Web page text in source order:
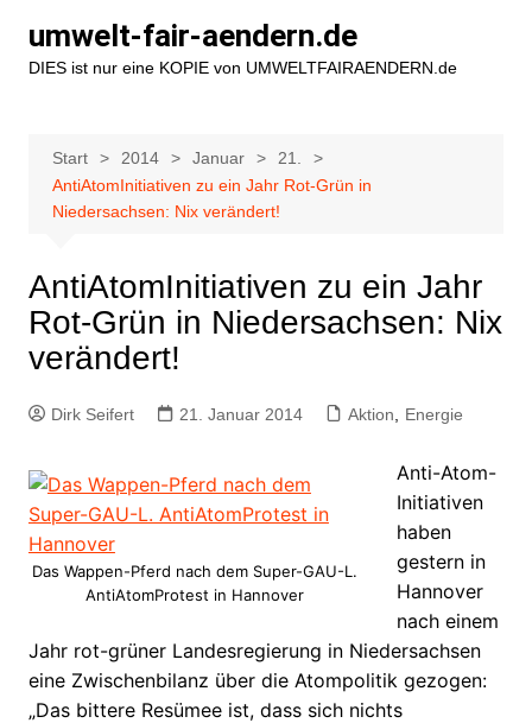
Inhalt
springen
umwelt-fair-aendern.de
DIES ist nur eine KOPIE von UMWELTFAIRAENDERN.de
Start 2014 Januar
21.
AntiAtomInitiativen zu ein Jahr Rot-Grün in
Niedersachsen: Nix verändert!
AntiAtomInitiativen zu ein Jahr
Rot-Grün in Niedersachsen: Nix
verändert!
Dirk Seifert 21. Januar 2014 Aktion Energie
Das Wappen-Pferd nach dem Super-GAU-L.
AntiAtomProtest in Hannover
Anti-Atom-
Initiativen
haben
gestern in
Hannover
nach einem
Jahr rot-grüner Landesregierung in Niedersachsen
eine Zwischenbilanz über die Atompolitik gezogen:
„Das bittere Resümee ist, dass sich nichts